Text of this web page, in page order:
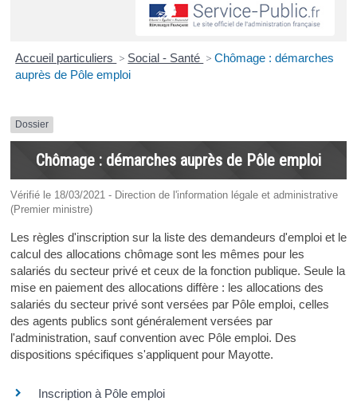
Accueil particuliers > Social - Santé > Chômage : démarches
auprès de Pôle emploi
Dossier
Chômage : démarches auprès de Pôle emploi
Vérifié le 18/03/2021 - Direction de l'information légale et administrative
(Premier ministre)
Les règles d'inscription sur la liste des demandeurs d'emploi et le
calcul des allocations chômage sont les mêmes pour les
salariés du secteur privé et ceux de la fonction publique. Seule la
mise en paiement des allocations diffère : les allocations des
salariés du secteur privé sont versées par Pôle emploi, celles
des agents publics sont généralement versées par
l'administration, sauf convention avec Pôle emploi. Des
dispositions spécifiques s'appliquent pour Mayotte.
Inscription à Pôle emploi